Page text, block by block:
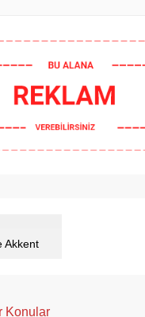
Akkent
Konular